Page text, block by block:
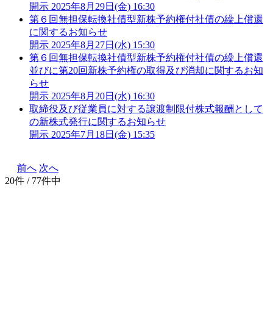
開示 2025年8月29日(金) 16:30
第６回無担保転換社債型新株予約権付社債の繰上償還
に関するお知らせ
開示 2025年8月27日(水) 15:30
第６回無担保転換社債型新株予約権付社債の繰上償還
並びに第20回新株予約権の取得及び消却に関するお知
らせ
開示 2025年8月20日(水) 16:30
取締役及び従業員に対する譲渡制限付株式報酬として
の新株式発行に関するお知らせ
開示 2025年7月18日(金) 15:35
前へ 次へ
20件 / 77件中